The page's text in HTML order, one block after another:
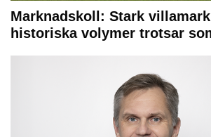
Marknadskoll: Stark
historiska volymer trotsar